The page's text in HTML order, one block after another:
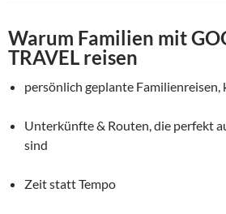
Warum Familien mit
TRAVEL reisen
persönlich geplante
Unterkünfte & Routen, die perfekt
sind
Zeit statt Tempo